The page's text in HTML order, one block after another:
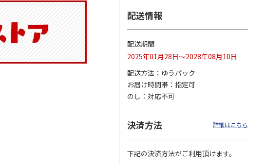
ふわっとフタタイト
ランチボックス角型
パペットスンスン
1,485円
(送料別・税込)
4,510円
(送料別・税込)
配送情報
配送期間
2025年01月28日～2028年08月10日
配送方法
ゆうパック
お届け時間帯
指定可
のし
対応不可
決済方法 詳細はこちら
下記の決済方法がご利用頂けます。